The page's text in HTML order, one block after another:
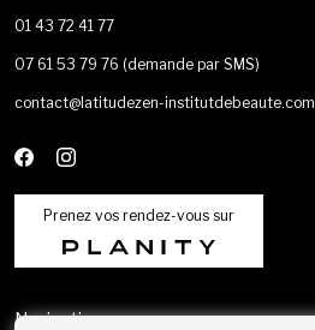
01 43 72 41 77
07 61 53 79 76 (demande par SMS)
contact@latitudezen-institutdebeaute.com
Prenez vos rendez-vous sur
Navigation